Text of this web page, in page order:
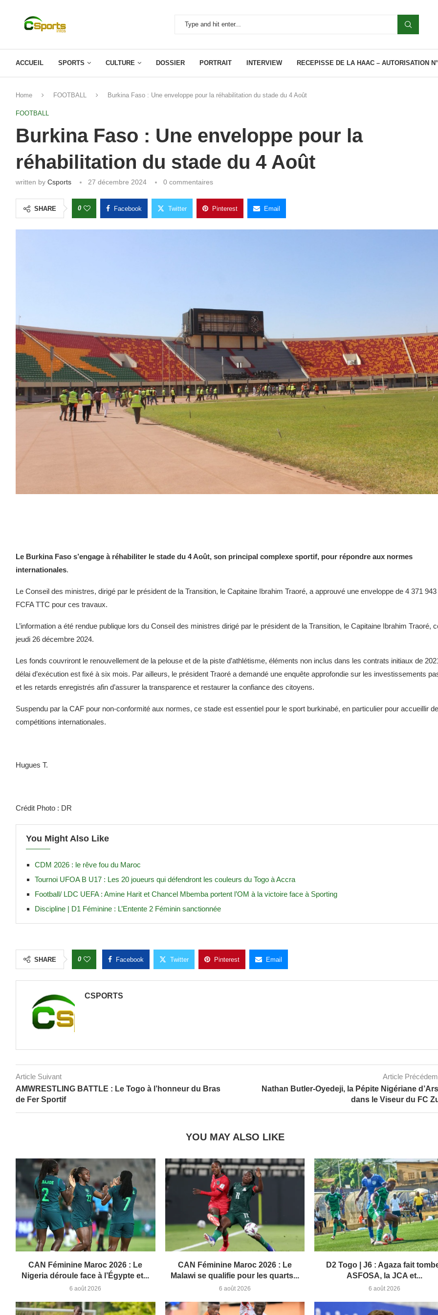
ACCUEIL SPORTS CULTURE DOSSIER PORTRAIT INTERVIEW RECEPISSE DE LA HAAC – AUTORISATION
Home FOOTBALL Burkina Faso : Une enveloppe pour la réhabilitation du stade du 4 Août
FOOTBALL
Burkina Faso : Une enveloppe pour la
réhabilitation du stade du 4 Août
written by Csports 27 décembre 2024 0 commentaires
SHARE 0 Facebook Twitter Pinterest Email
Le Burkina Faso s’engage à réhabiliter le stade du 4 Août, son principal complexe sportif, pour répondre aux normes
internationales.
Le Conseil des ministres, dirigé par le président de la Transition, le Capitaine Ibrahim Traoré, a approuvé une enveloppe de 4 371 943
FCFA TTC pour ces travaux.
L’information a été rendue publique lors du Conseil des ministres dirigé par le président de la Transition, le Capitaine Ibrahim Traoré,
jeudi 26 décembre 2024.
Les fonds couvriront le renouvellement de la pelouse et de la piste d’athlétisme, éléments non inclus dans les contrats initiaux de
délai d’exécution est fixé à six mois. Par ailleurs, le président Traoré a demandé une enquête approfondie sur les investissements
et les retards enregistrés afin d’assurer la transparence et restaurer la confiance des citoyens.
Suspendu par la CAF pour non-conformité aux normes, ce stade est essentiel pour le sport burkinabé, en particulier pour accueillir
compétitions internationales.
Hugues T.
Crédit Photo : DR
You Might Also Like
CDM 2026 : le rêve fou du Maroc
Tournoi UFOA B U17 : Les 20 joueurs qui défendront les couleurs du Togo à Accra
Football/ LDC UEFA : Amine Harit et Chancel Mbemba portent l’OM à la victoire face à Sporting
Discipline | D1 Féminine : L’Entente 2 Féminin sanctionnée
SHARE 0 Facebook Twitter Pinterest Email
CSPORTS
Article Suivant
AMWRESTLING BATTLE : Le Togo à l’honneur du Bras
de Fer Sportif
Article
Nathan Butler-Oyedeji, la Pépite Nigériane
dans le Viseur du FC
YOU MAY ALSO LIKE
CAN Féminine Maroc 2026 : Le
Nigeria déroule face à l’Égypte et...
6 août 2026
CAN Féminine Maroc 2026 : Le
Malawi se qualifie pour les quarts...
6 août 2026
D2 Togo | J6 : Agaza fait
ASFOSA, la JCA et...
6 août 2026